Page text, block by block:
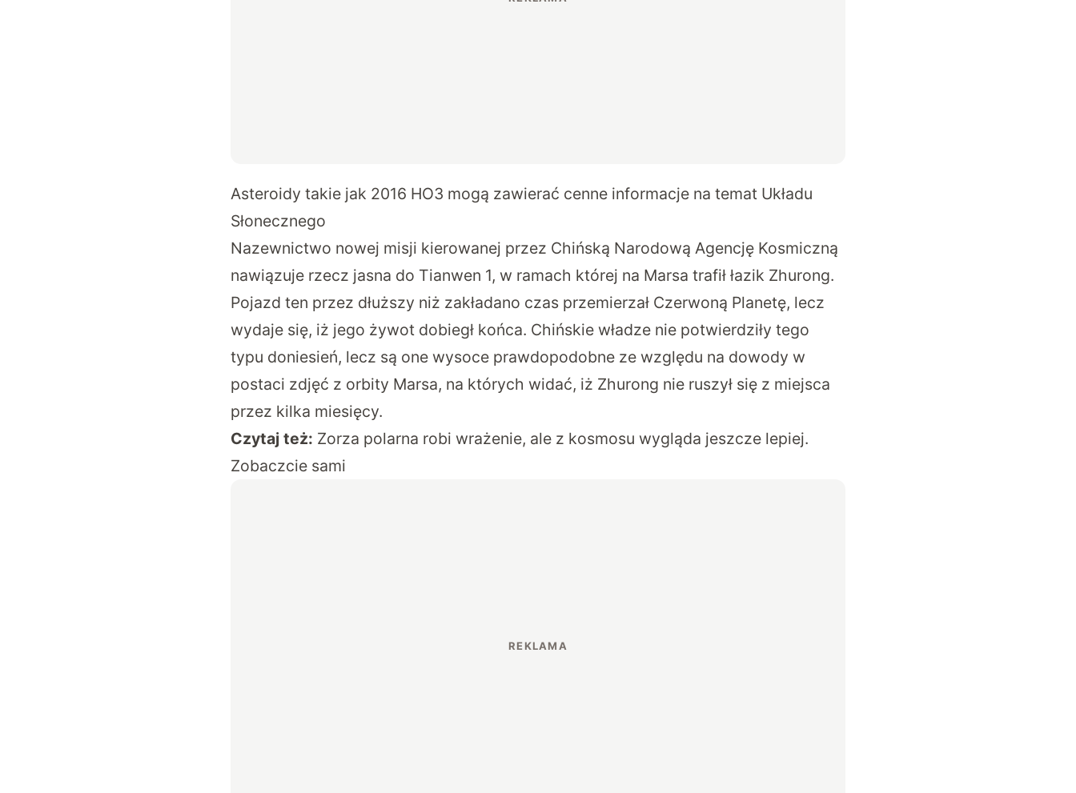
Asteroidy takie jak 2016 HO3 mogą zawierać cenne informacje na temat Układu
Słonecznego
Nazewnictwo nowej misji kierowanej przez Chińską Narodową Agencję Kosmiczną
nawiązuje rzecz jasna do Tianwen 1, w ramach której na Marsa trafił łazik Zhurong.
Pojazd ten przez dłuższy niż zakładano czas przemierzał Czerwoną Planetę, lecz
wydaje się, iż jego żywot dobiegł końca. Chińskie władze nie potwierdziły tego
typu doniesień, lecz są one wysoce prawdopodobne ze względu na dowody w
postaci zdjęć z orbity Marsa, na których widać, iż Zhurong nie ruszył się z miejsca
przez kilka miesięcy.
Czytaj też: Zorza polarna robi wrażenie, ale z kosmosu wygląda jeszcze lepiej.
Zobaczcie sami